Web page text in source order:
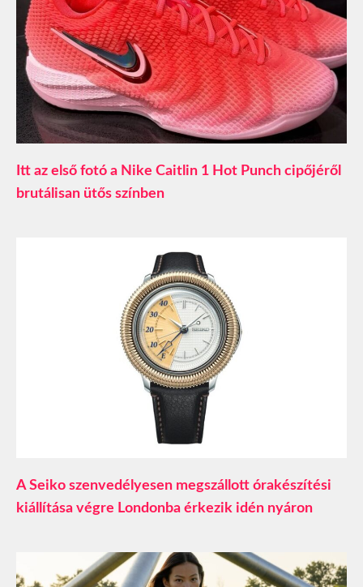
Itt az első fotó a Nike Caitlin 1 Hot Punch cipőjéről
brutálisan ütős színben
A Seiko szenvedélyesen megszállott órakészítési
kiállítása végre Londonba érkezik idén nyáron